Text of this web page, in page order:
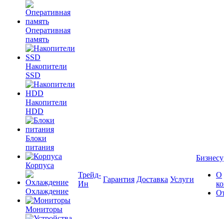
Оперативная
память
Накопители
SSD
Накопители
HDD
Блоки
питания
Корпуса
Охлаждение
Мониторы
Трейд-
Ин
Гарантия Доставка Услуги
Бизнесу
О